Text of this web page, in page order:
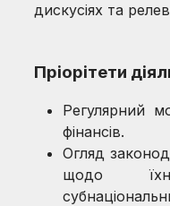
дискусіях та
Пріорітети
Регулярний
фінансів.
Огляд
щодо